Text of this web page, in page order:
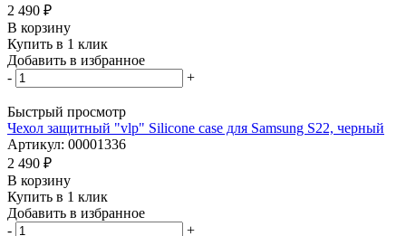
2 490 ₽
В корзину
Купить в 1 клик
Добавить в избранное
-
+
Быстрый просмотр
Чехол защитный "vlp" Silicone case для Samsung S22, черный
Артикул: 00001336
2 490 ₽
В корзину
Купить в 1 клик
Добавить в избранное
-
+